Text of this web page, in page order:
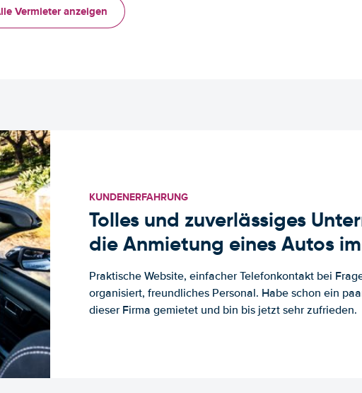
Vermieter anzeigen
KUNDENERFAHRUNG
Tolles und zuverlässiges
die Anmietung eines Autos
Praktische Website, einfacher Telefonkontakt bei
organisiert, freundliches Personal. Habe schon ein
dieser Firma gemietet und bin bis jetzt sehr zufrieden.